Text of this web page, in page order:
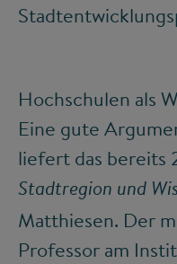
Hochschulen als
Eine gute
liefert das bereits
Stadtregion und
Matthiesen. Der
Professor am